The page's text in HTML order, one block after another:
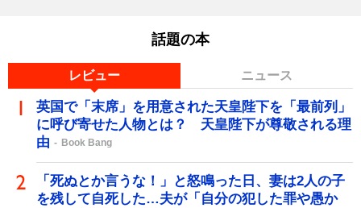
話題の本
レビュー ニュース
英国で「末席」を用意された天皇陛下を「最前列」
に呼び寄せた人物とは？ 天皇陛下が尊敬される理
由
Book Bang
「死ぬとか言うな！」と怒鳴った日、妻は2人の子
を残して自死した…夫が「自分の犯した罪や愚か